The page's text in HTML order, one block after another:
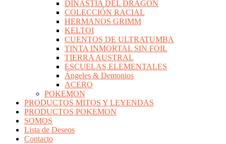
DINASTÍA DEL DRAGÓN
COLECCIÓN RACIAL
HERMANOS GRIMM
KELTOI
CUENTOS DE ULTRATUMBA
TINTA INMORTAL SIN FOIL
TIERRA AUSTRAL
ESCUELAS ELEMENTALES
Ángeles & Demonios
ACERO
POKEMON
PRODUCTOS MITOS Y LEYENDAS
PRODUCTOS POKEMON
SOMOS
Lista de Deseos
Contacto